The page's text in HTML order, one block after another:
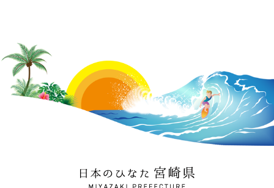
日本のひなた 宮崎県